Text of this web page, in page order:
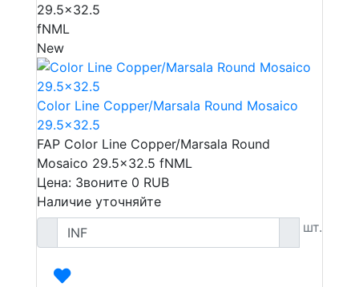
29.5x32.5
fNML
New
Color Line Copper/Marsala Round Mosaico
29.5x32.5
FAP Color Line Copper/Marsala Round
Mosaico 29.5x32.5 fNML
Цена: Звоните 0 RUB
Наличие уточняйте
шт.